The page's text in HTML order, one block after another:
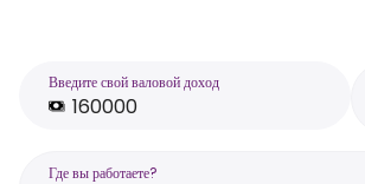
Введите свой валовой доход
Где вы работаете?